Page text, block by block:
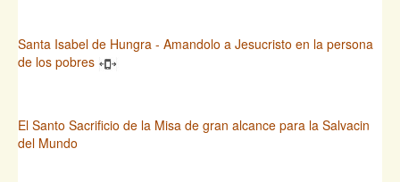
Santa Isabel de Hungra - Amandolo a Jesucristo en la persona
de los pobres
El Santo Sacrificio de la Misa de gran alcance para la Salvacin
del Mundo